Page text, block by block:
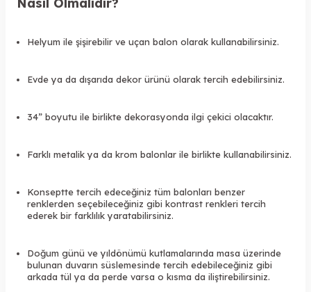
Nasıl Olmalıdır?
Helyum ile şişirebilir ve uçan balon olarak kullanabilirsiniz.
Evde ya da dışarıda dekor ürünü olarak tercih edebilirsiniz.
34” boyutu ile birlikte dekorasyonda ilgi çekici olacaktır.
Farklı metalik ya da krom balonlar ile birlikte kullanabilirsiniz.
Konseptte tercih edeceğiniz tüm balonları benzer
renklerden seçebileceğiniz gibi kontrast renkleri tercih
ederek bir farklılık yaratabilirsiniz.
Doğum günü ve yıldönümü kutlamalarında masa üzerinde
bulunan duvarın süslemesinde tercih edebileceğiniz gibi
arkada tül ya da perde varsa o kısma da iliştirebilirsiniz.